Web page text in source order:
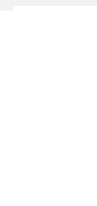
Kirjoita sähköpostiosoitteesi